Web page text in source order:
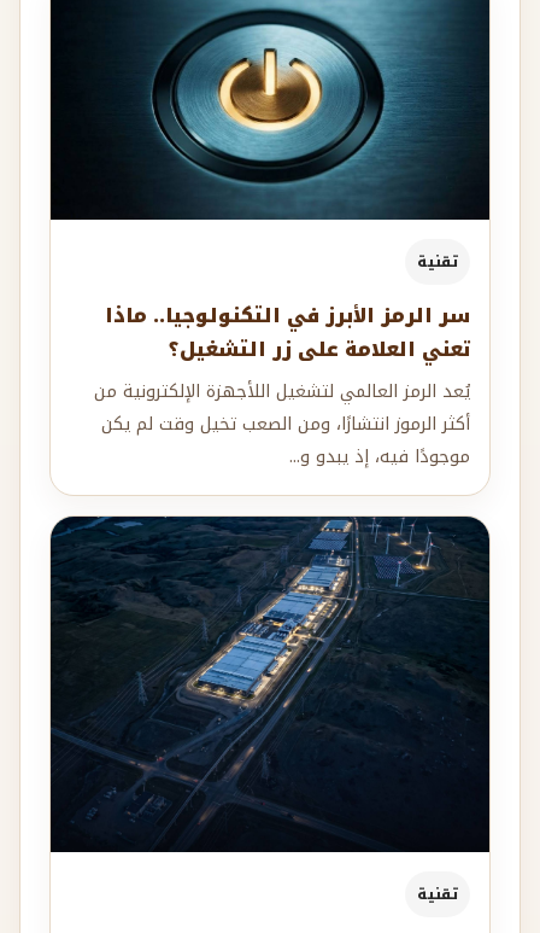
تقنية
سر الرمز الأبرز في التكنولوجيا.. ماذا
تعني العلامة على زر التشغيل؟
يُعد الرمز العالمي لتشغيل اللأجهزة الإلكترونية من
أكثر الرموز انتشارًا، ومن الصعب تخيل وقت لم يكن
موجودًا فيه، إذ يبدو و...
تقنية